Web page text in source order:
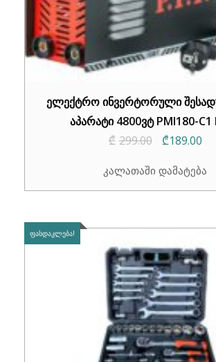
ელექტრო ინვერტორული
აპარატი 4800ვტ PMI180-C1
₾ 299.00
Original
was:
₾189.00
is:
კალათაში დამატება
ᲤᲐᲡᲓᲐᲙᲚᲔᲑᲐ!